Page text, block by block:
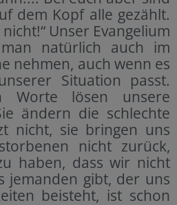
dem Kopf alle gezählt.
Unser Evangelium
natürlich auch im
nehmen, auch wenn es
Situation passt.
Worte lösen unsere
ändern die schlechte
nicht, sie bringen uns
nicht zurück,
haben, dass wir nicht
jemanden gibt, der uns
beisteht, ist schon